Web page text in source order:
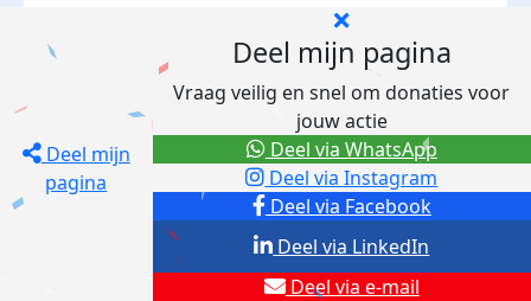
Deel mijn
pagina
Deel mijn pagina
Vraag veilig en snel om donaties voor
jouw actie
Deel via Facebook
Deel via Instagram
Deel via e-mail
Deel via LinkedIn
Deel via WhatsApp